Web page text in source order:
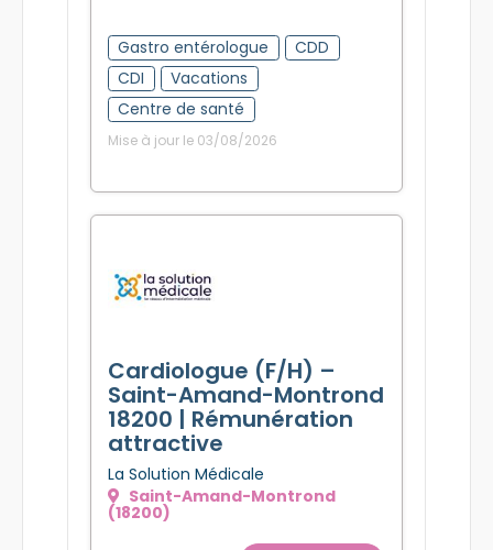
Gastro entérologue
CDD
CDI
Vacations
Centre de santé
Mise à jour le 03/08/2026
Cardiologue (F/H) –
Saint-Amand-Montrond
18200 | Rémunération
attractive
La Solution Médicale
Saint-Amand-Montrond
(18200)